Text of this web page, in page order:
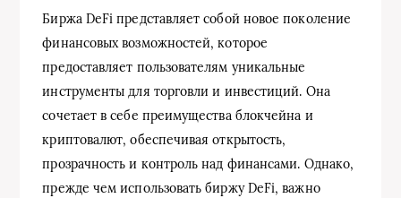
Биржа DeFi представляет собой новое поколение
финансовых возможностей, которое
предоставляет пользователям уникальные
инструменты для торговли и инвестиций. Она
сочетает в себе преимущества блокчейна и
криптовалют, обеспечивая открытость,
прозрачность и контроль над финансами. Однако,
прежде чем использовать биржу DeFi, важно